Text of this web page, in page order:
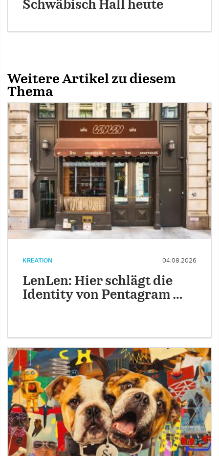
Schwäbisch Hall heute
Weitere Artikel zu diesem
Thema
KREATION 04.08.2026
LenLen: Hier schlägt die
Identity von Pentagram …